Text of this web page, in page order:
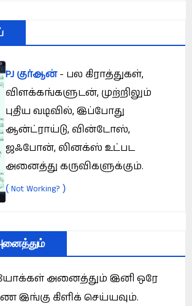
PJ குர்ஆன்- பல கிராத்துகள்,
விளக்கங்களுடன், முற்றிலும்
புதிய வடிவில், இப்போது
ஆன்ட்ராய்டு, வின்டோஸ்,
ஜஃபோன், லினக்ஸ் உட்பட
அனைத்து கருவிகளுக்கும்.
( Not Working? )
அனைத்தும் இனி ஒரே
இங்கு கிளிக் செய்யவும்.